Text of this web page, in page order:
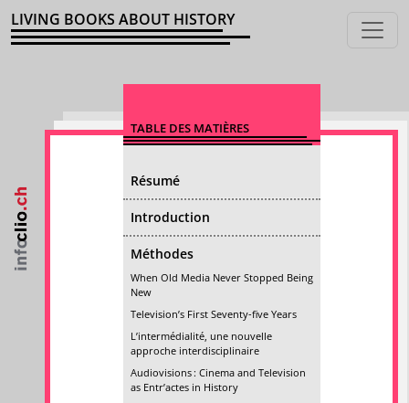
LIVING BOOKS ABOUT HISTORY
TABLE DES MATIÈRES
Résumé
Introduction
Méthodes
When Old Media Never Stopped Being
New
Television’s First Seventy-five Years
L’intermédialité, une nouvelle
approche interdisciplinaire
Audiovisions : Cinema and Television
as Entr’actes in History